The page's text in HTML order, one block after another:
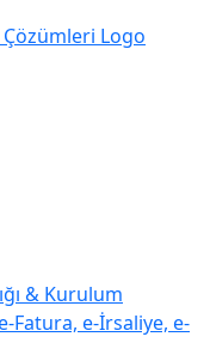
& Kurulum
Fatura, e-İrsaliye, e-